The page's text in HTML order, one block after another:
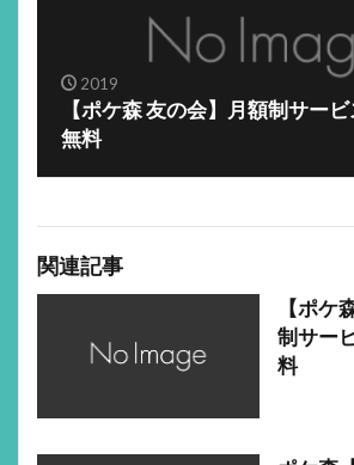
2019
【ポケ森 友の会】月額制サー
無料
関連記事
【ポケ
制サー
料